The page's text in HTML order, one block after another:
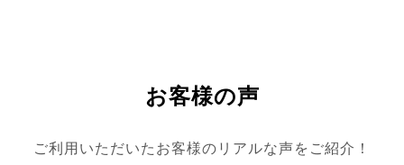
お客様の声
ご利用いただいたお客様のリアルな声をご紹介！